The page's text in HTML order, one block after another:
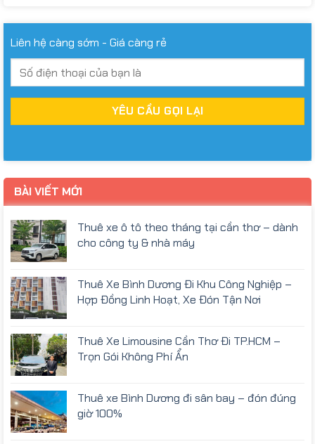
Liên hệ càng sớm - Giá càng rẻ
BÀI VIẾT MỚI
Thuê xe ô tô theo tháng tại cần thơ – dành
cho công ty & nhà máy
Thuê Xe Bình Dương Đi Khu Công Nghiệp –
Hợp Đồng Linh Hoạt, Xe Đón Tận Nơi
Thuê Xe Limousine Cần Thơ Đi TP.HCM –
Trọn Gói Không Phí Ẩn
Thuê xe Bình Dương đi sân bay – đón đúng
giờ 100%